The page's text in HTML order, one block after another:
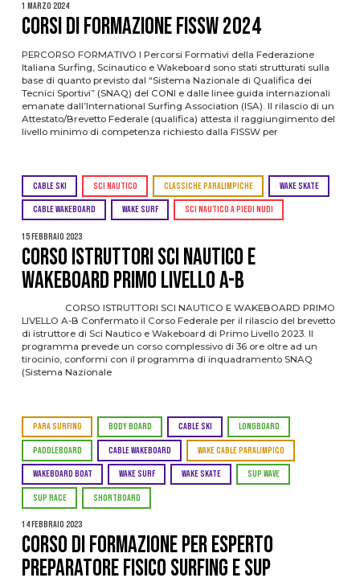
1 Marzo 2024
CORSI DI FORMAZIONE FISSW 2024
PERCORSO FORMATIVO I Percorsi Formativi della Federazione
Italiana Surfing, Scinautico e Wakeboard sono stati strutturati sulla
base di quanto previsto dal “Sistema Nazionale di Qualifica dei
Tecnici Sportivi” (SNAQ) del CONI e dalle linee guida internazionali
emanate dall’International Surfing Association (ISA). Il rilascio di un
Attestato/Brevetto Federale (qualifica) attesta il raggiungimento del
livello minimo di competenza richiesto dalla FISSW per
CABLE SKI SCI NAUTICO CLASSICHE PARALIMPICHE WAKE SKATE
CABLE WAKEBOARD WAKE SURF SCI NAUTICO A PIEDI NUDI
15 Febbraio 2023
CORSO ISTRUTTORI SCI NAUTICO E
WAKEBOARD PRIMO LIVELLO A-B
CORSO ISTRUTTORI SCI NAUTICO E WAKEBOARD PRIMO
LIVELLO A-B Confermato il Corso Federale per il rilascio del brevetto
di istruttore di Sci Nautico e Wakeboard di Primo Livello 2023. Il
programma prevede un corso complessivo di 36 ore oltre ad un
tirocinio, conformi con il programma di inquadramento SNAQ
(Sistema Nazionale
PARA SURFING BODY BOARD CABLE SKI LONGBOARD
PADDLEBOARD CABLE WAKEBOARD WAKE CABLE PARALIMPICO
WAKEBOARD BOAT WAKE SURF WAKE SKATE SUP WAVE
SUP RACE SHORTBOARD
14 Febbraio 2023
Corso di Formazione per Esperto
Preparatore Fisico Surfing e SUP